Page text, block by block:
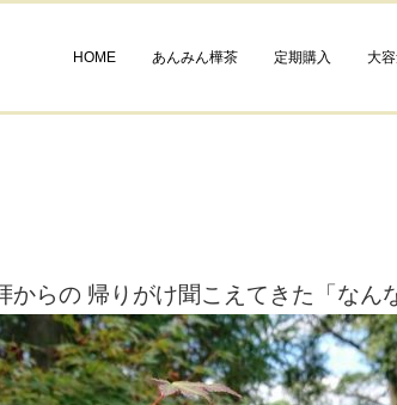
HOME あんみん樺茶 定期購入 大
らの 帰りがけ聞こえてきた「なん